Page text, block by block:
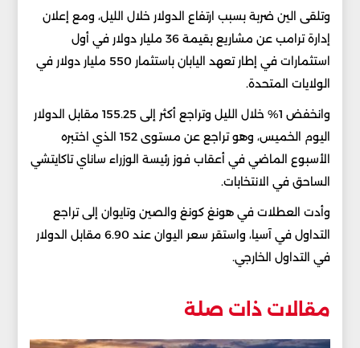
وتلقى الين ضربة بسبب ارتفاع الدولار خلال الليل، ومع إعلان
إدارة ترامب عن مشاريع بقيمة 36 مليار دولار في أول
استثمارات في إطار تعهد اليابان باستثمار 550 مليار دولار في
الولايات المتحدة.
وانخفض 1% خلال الليل وتراجع أكثر إلى 155.25 مقابل الدولار
اليوم الخميس، وهو تراجع عن مستوى 152 الذي اختبره
الأسبوع الماضي في أعقاب فوز رئيسة الوزراء ساناي تاكايتشي
الساحق في الانتخابات.
وأدت العطلات في هونغ كونغ والصين وتايوان إلى تراجع
التداول في آسيا، واستقر سعر اليوان عند 6.90 مقابل الدولار
في التداول الخارجي.
مقالات ذات صلة